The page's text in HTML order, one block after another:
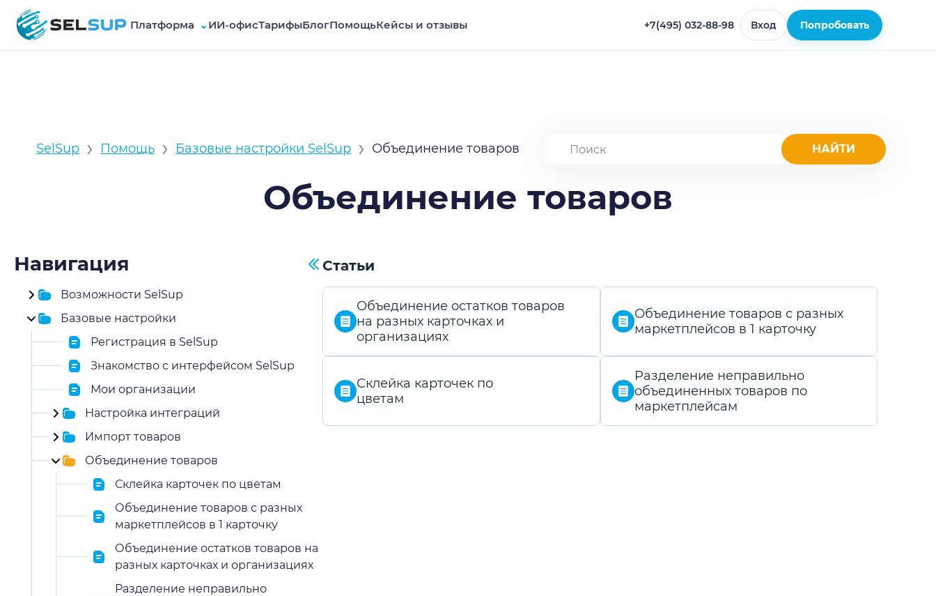
SelSup Платформа ⌄ ИИ-офисТарифыБлогПомощьКейсы и отзывы +7(495) 032-88-98 Вход Попробовать
SelSup › Помощь › Базовые настройки SelSup › Объединение товаров
Объединение товаров
Навигация
Возможности SelSup
Базовые настройки
Регистрация в SelSup
Знакомство с интерфейсом SelSup
Мои организации
Настройка интеграций
Импорт товаров
Объединение товаров
Склейка карточек по цветам
Объединение товаров с разных
маркетплейсов в 1 карточку
Объединение остатков товаров на
разных карточках и организациях
Разделение неправильно
Статьи
Объединение остатков товаров
на разных карточках и
организациях
Объединение товаров с разных
маркетплейсов в 1 карточку
Склейка карточек по
цветам
Разделение неправильно
объединенных товаров по
маркетплейсам